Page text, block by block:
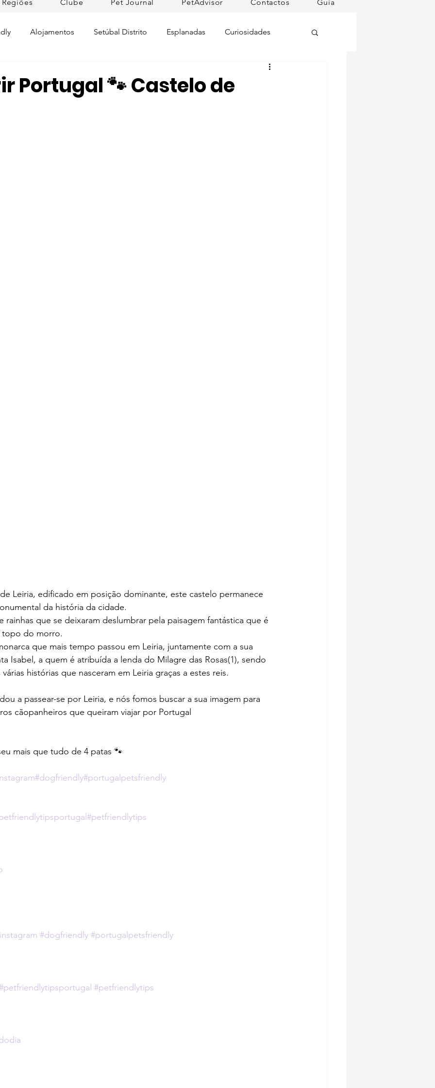
Regiões Clube Pet Journal PetAdvisor Contactos Guia
Alojamentos Setúbal Distrito Esplanadas Curiosidades
Portugal 🐾 Castelo de
Leiria, edificado em posição dominante, este castelo permanece
da história da cidade.
rainhas que se deixaram deslumbrar pela paisagem fantástica que é
topo do morro.
que mais tempo passou em Leiria, juntamente com a sua
Isabel, a quem é atribuída a lenda do Milagre das Rosas(1), sendo
histórias que nasceram em Leiria graças a estes reis.
a passear-se por Leiria, e nós fomos buscar a sua imagem para
cãopanheiros que queiram viajar por Portugal
mais que tudo de 4 patas 🐾
#dogfriendly#portugalpetsfriendly
#petfriendlytips
#dogfriendly #portugalpetsfriendly
#petfriendlytips